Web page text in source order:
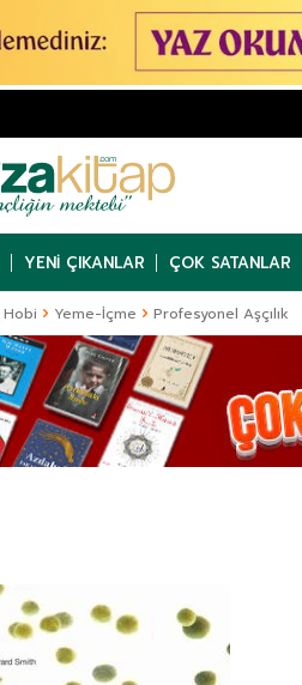
YENI ÇIKANLAR ÇOK SATANLAR
Hobi Yeme-İçme Profesyonel Aşçılık